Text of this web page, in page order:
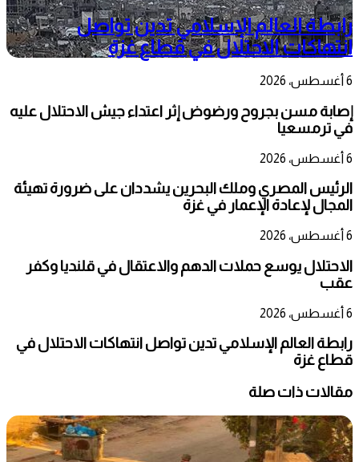
رابطة العالم الإسلامي تدين تواصل
انتهاكات الاحتلال في قطاع غزة
6 أغسطس، 2026
إصابة مسن بجروح ورضوض إثر اعتداء جيش الاحتلال عليه
في ترمسعيا
6 أغسطس، 2026
الرئيس المصري وملك البحرين يشددان على ضرورة تهيئة
المجال لإعادة الإعمار في غزة
6 أغسطس، 2026
الاحتلال يوسع حملات الدهم والاعتقال في قلنديا وكفر
عقب
6 أغسطس، 2026
رابطة العالم الإسلامي تدين تواصل انتهاكات الاحتلال في
قطاع غزة
مقالات ذات صلة